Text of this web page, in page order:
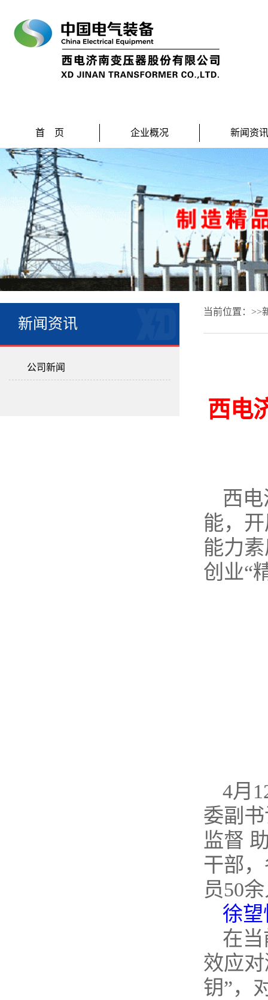
首 页 企业概况 新闻资讯
新闻资讯
公司新闻
当前位置：>>
西电
西
能，
能力
创业“
4月
委副
监督
干部
员50
徐
在
效应
钥”，